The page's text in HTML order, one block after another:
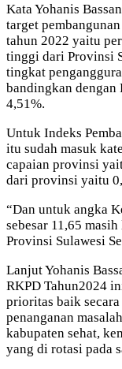
Kata Yohanis
target
tahun 2022 yaitu
tinggi dari Provinsi
tingkat
bandingkan dengan
4,51%.
Untuk Indeks
itu sudah masuk
capaian provinsi
dari provinsi yaitu
“Dan untuk angka
sebesar 11,65
Provinsi Sulawesi
Lanjut Yohanis
RKPD Tahun2024
prioritas baik
penanganan
kabupaten sehat,
yang di rotasi pada